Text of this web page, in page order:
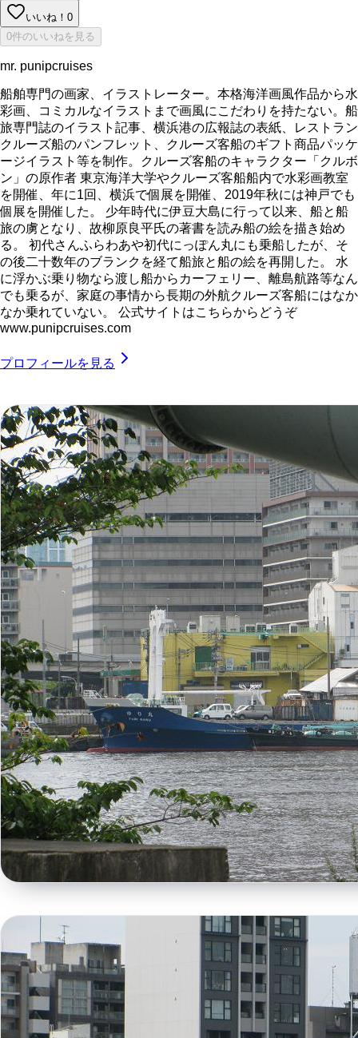
いいね！ 0
0件のいいねを見る
mr. punipcruises
船舶専門の画家、イラストレーター。本格海洋画風作品から水
彩画、コミカルなイラストまで画風にこだわりを持たない。船
旅専門誌のイラスト記事、横浜港の広報誌の表紙、レストラン
クルーズ船のパンフレット、クルーズ客船のギフト商品パッケ
ージイラスト等を制作。クルーズ客船のキャラクター「クルボ
ン」の原作者 東京海洋大学やクルーズ客船船内で水彩画教室
を開催、年に1回、横浜で個展を開催、2019年秋には神戸でも
個展を開催した。 少年時代に伊豆大島に行って以来、船と船
旅の虜となり、故柳原良平氏の著書を読み船の絵を描き始め
る。 初代さんふらわあや初代にっぽん丸にも乗船したが、そ
の後二十数年のブランクを経て船旅と船の絵を再開した。 水
に浮かぶ乗り物なら渡し船からカーフェリー、離島航路等なん
でも乗るが、家庭の事情から長期の外航クルーズ客船にはなか
なか乗れていない。 公式サイトはこちらからどうぞ
www.punipcruises.com
プロフィールを見る